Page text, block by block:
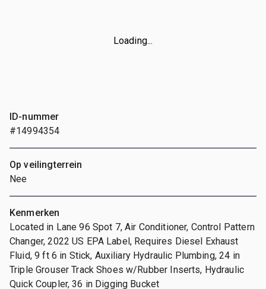
Loading...
ID-nummer
#14994354
Op veilingterrein
Nee
Kenmerken
Located in Lane 96 Spot 7, Air Conditioner, Control Pattern
Changer, 2022 US EPA Label, Requires Diesel Exhaust
Fluid, 9 ft 6 in Stick, Auxiliary Hydraulic Plumbing, 24 in
Triple Grouser Track Shoes w/Rubber Inserts, Hydraulic
Quick Coupler, 36 in Digging Bucket